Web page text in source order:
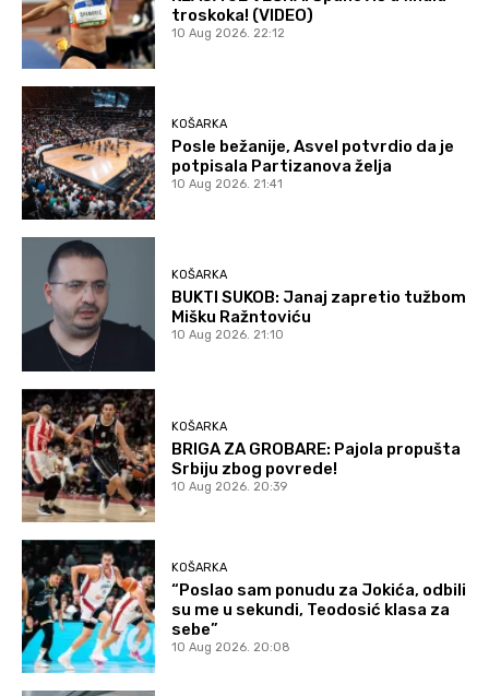
troskoka! (VIDEO)
10 Aug 2026. 22:12
KOŠARKA
Posle bežanije, Asvel potvrdio da je
potpisala Partizanova želja
10 Aug 2026. 21:41
KOŠARKA
BUKTI SUKOB: Janaj zapretio tužbom
Mišku Ražntoviću
10 Aug 2026. 21:10
KOŠARKA
BRIGA ZA GROBARE: Pajola propušta
Srbiju zbog povrede!
10 Aug 2026. 20:39
KOŠARKA
“Poslao sam ponudu za Jokića, odbili
su me u sekundi, Teodosić klasa za
sebe”
10 Aug 2026. 20:08